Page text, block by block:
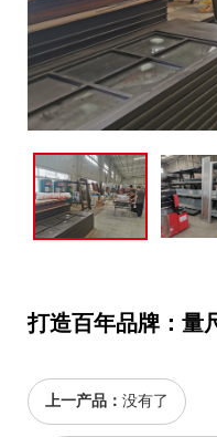
打造百年品牌：量
上一产品： 没有了